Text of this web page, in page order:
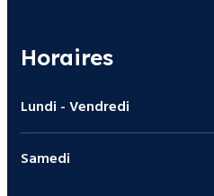
Horaires
Lundi - Vendredi
Samedi